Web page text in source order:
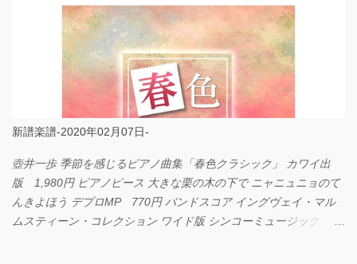
新譜楽譜-2020年02月07日-
壺井一歩 季節を感じるピアノ曲集「春色クラシック」 カワイ出
版 1,980円 ピアノピース 大きな栗の木の下で ニャニュニョのて
んきよほう デプロMP 770円 バンドスコア イングヴェイ・マル
ムスティーン・コレクション ワイド版 シンコーミュージック